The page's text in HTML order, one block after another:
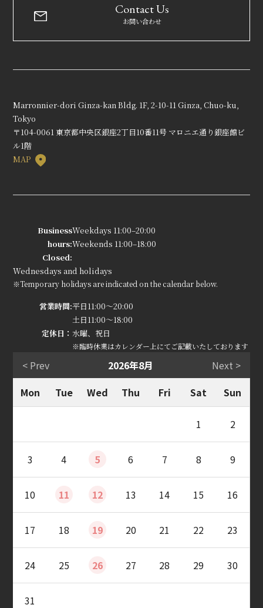
Contact Us
お問い合わせ
Marronnier-dori Ginza-kan Bldg. 1F, 2-10-11 Ginza, Chuo-ku,
Tokyo
〒104-0061 東京都中央区銀座2丁目10番11号 マロニエ通り銀座館ビ
ル1階
MAP
Business
hours:
Weekdays 11:00–20:00
Weekends 11:00–18:00
Closed:
Wednesdays and holidays
※Temporary holidays are indicated on the calendar below.
営業時間:平日11:00～20:00
土日11:00～18:00
定休日：水曜、祝日
※臨時休業はカレンダー上にてご記載いたしております
< Prev 2026年8月
Next >
Mon
Tue Wed Thu Fri Sat Sun
1 2
3 4 5 6 7 8 9
10 11 12 13 14 15 16
17 18 19 20 21 22 23
24 25 26 27 28 29 30
31